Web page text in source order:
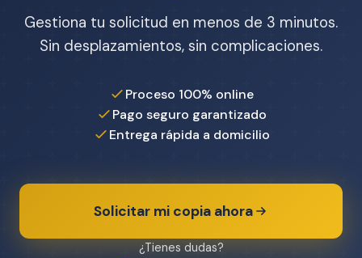
Gestiona tu solicitud en menos de 3 minutos.
Sin desplazamientos, sin complicaciones.
Proceso 100% online
Pago seguro garantizado
Entrega rápida a domicilio
Solicitar mi copia ahora
¿Tienes dudas?